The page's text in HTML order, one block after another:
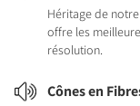
Héritage de
offre les
résolution.
Cônes en